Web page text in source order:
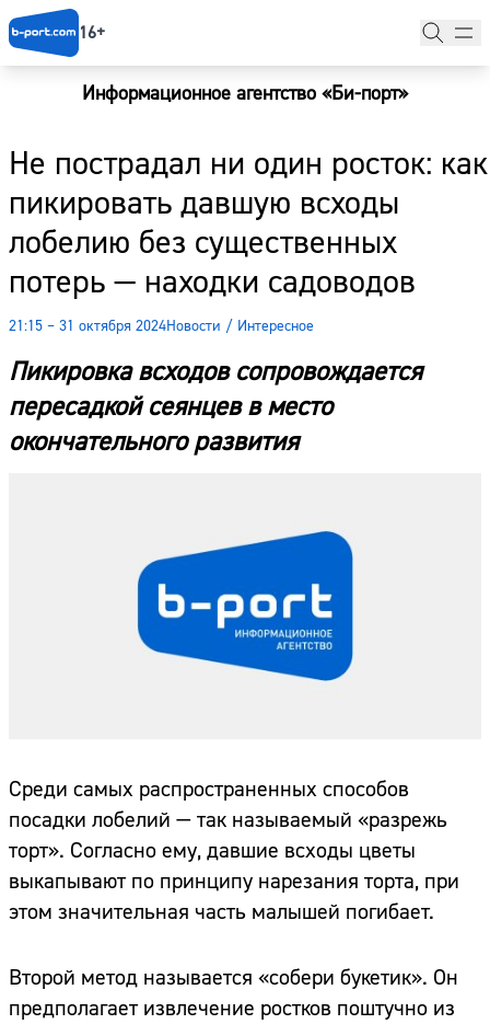
16+
Информационное агентство «Би-порт»
Не пострадал ни один росток: как
пикировать давшую всходы
лобелию без существенных
потерь — находки садоводов
21:15 – 31 октября 2024Новости / Интересное
Пикировка всходов сопровождается
пересадкой сеянцев в место
окончательного развития
Среди самых распространенных способов
посадки лобелий — так называемый «разрежь
торт». Согласно ему, давшие всходы цветы
выкапывают по принципу нарезания торта, при
этом значительная часть малышей погибает.
Второй метод называется «собери букетик». Он
предполагает извлечение ростков поштучно из
Новости
Наши гости
Фоторепортажи
Погода
Курсы валют